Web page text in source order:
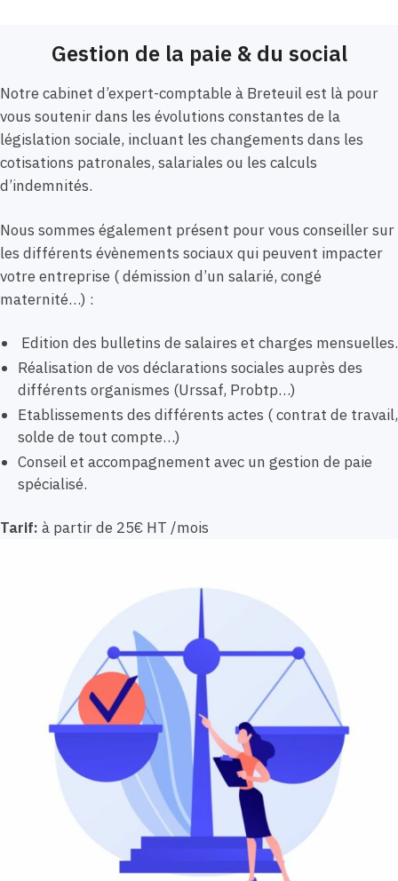
Gestion de la paie & du social
Notre cabinet d’expert-comptable à Breteuil est là pour
vous soutenir dans les évolutions constantes de la
législation sociale, incluant les changements dans les
cotisations patronales, salariales ou les calculs
d’indemnités.
Nous sommes également présent pour vous conseiller sur
les différents évènements sociaux qui peuvent impacter
votre entreprise ( démission d’un salarié, congé
maternité…) :
Edition des bulletins de salaires et charges mensuelles.
Réalisation de vos déclarations sociales auprès des
différents organismes (Urssaf, Probtp…)
Etablissements des différents actes ( contrat de travail,
solde de tout compte…)
Conseil et accompagnement avec un gestion de paie
spécialisé.
Tarif: à partir de 25€ HT /mois